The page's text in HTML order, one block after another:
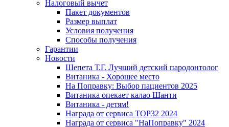
Налоговый вычет
Пакет документов
Размер выплат
Условия получения
Способы получения
Гарантии
Новости
Шепета Т.Г. Лучший детский пародонтолог
Витаника - Хорошее место
На Поправку: Выбор пациентов 2025
Витаника опекает калао Шанти
Витаника - детям!
Награда от сервиса TOP32 2024
Награда от сервиса "НаПоправку" 2024